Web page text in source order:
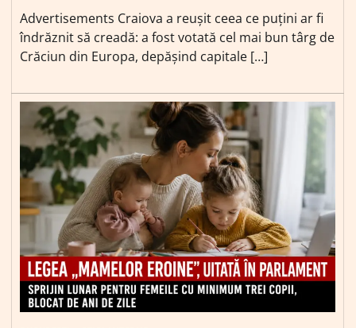
Advertisements Craiova a reușit ceea ce puțini ar fi
îndrăznit să creadă: a fost votată cel mai bun târg de
Crăciun din Europa, depășind capitale […]